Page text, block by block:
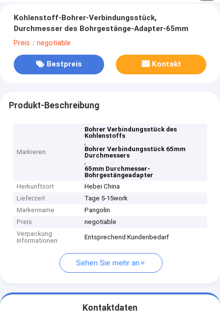
Kohlenstoff-Bohrer-Verbindungsstück,
Durchmesser des Bohrgestänge-Adapter-65mm
Preis：negotiable
Bestpreis Kontakt
Produkt-Beschreibung
Markieren
Bohrer Verbindungsstück des
Kohlenstoffs
,
Bohrer Verbindungsstück 65mm
Durchmessers
,
65mm Durchmesser-
Bohrgestängeadapter
Herkunftsort
Hebei China
Lieferzeit
Tage 5-15work
Markenname
Pangolin
Preis
negotiable
Verpackung
Informationen
Entsprechend Kundenbedarf
Sehen Sie mehr an
Kontaktdaten